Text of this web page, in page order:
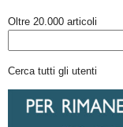
Oltre 20.000 articoli
Cerca tutti gli utenti